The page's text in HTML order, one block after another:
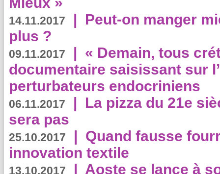
14.11.2017 | Peut-on manger
plus ?
09.11.2017 | « Demain, tous
documentaire saisissant sur
perturbateurs endocriniens
06.11.2017 | La pizza du 21e
sera pas
25.10.2017 | Quand fausse
innovation textile
13.10.2017 | Aoste se lance à